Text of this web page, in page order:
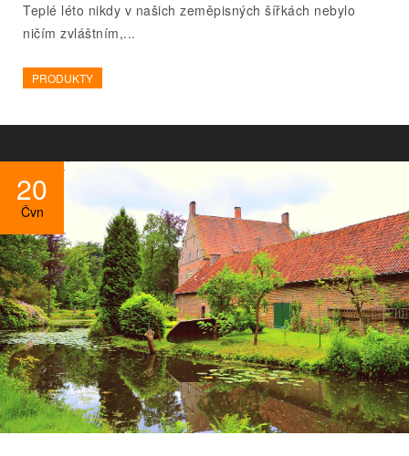
Teplé léto nikdy v našich zeměpisných šířkách nebylo
ničím zvláštním,...
PRODUKTY
20
Čvn